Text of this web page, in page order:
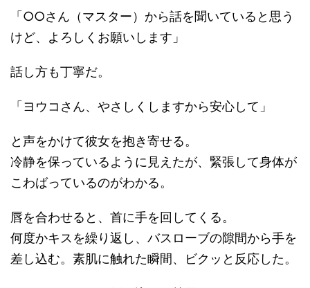
「○○さん（マスター）から話を聞いていると思う
けど、よろしくお願いします」
話し方も丁寧だ。
「ヨウコさん、やさしくしますから安心して」
と声をかけて彼女を抱き寄せる。
冷静を保っているように見えたが、緊張して身体が
こわばっているのがわかる。
唇を合わせると、首に手を回してくる。
何度かキスを繰り返し、バスローブの隙間から手を
差し込む。素肌に触れた瞬間、ビクッと反応した。